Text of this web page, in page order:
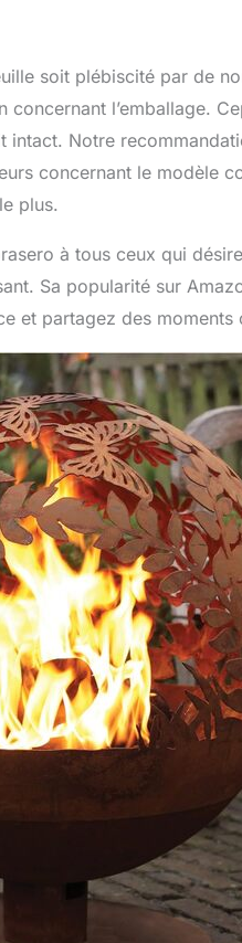
soit plébiscité par de
l’emballage.
intact. Notre
concernant le modèle
plus.
à tous ceux qui
Sa popularité sur
et partagez des